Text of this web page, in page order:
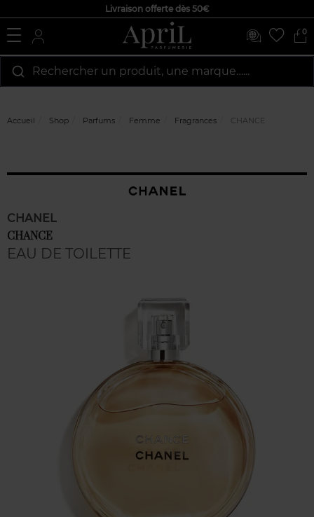
Livraison offerte dès 50€
0
Rechercher un produit, une marque…...
Accueil Shop Parfums Femme Fragrances CHANCE
CHANEL
CHANCE
EAU DE TOILETTE